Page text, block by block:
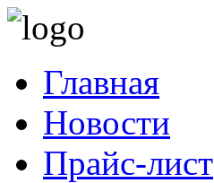
Главная
Новости
Прайс-лист